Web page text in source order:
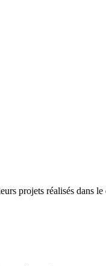
projets réalisés dans